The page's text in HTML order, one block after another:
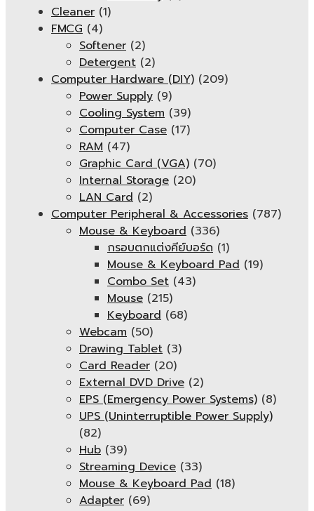
Cleaner (1)
FMCG (4)
Softener (2)
Detergent (2)
Computer Hardware (DIY) (209)
Power Supply (9)
Cooling System (39)
Computer Case (17)
RAM (47)
Graphic Card (VGA) (70)
Internal Storage (20)
LAN Card (2)
Computer Peripheral & Accessories (787)
Mouse & Keyboard (336)
กรอบตกแต่งคีย์บอร์ด (1)
Mouse & Keyboard Pad (19)
Combo Set (43)
Mouse (215)
Keyboard (68)
Webcam (50)
Drawing Tablet (3)
Card Reader (20)
External DVD Drive (2)
EPS (Emergency Power Systems) (8)
UPS (Uninterruptible Power Supply)
(82)
Hub (39)
Streaming Device (33)
Mouse & Keyboard Pad (18)
Adapter (69)